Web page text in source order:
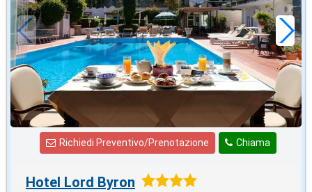
€76,00
a notte
Chiama
Richiedi Preventivo/Prenotazione
Hotel Lord Byron